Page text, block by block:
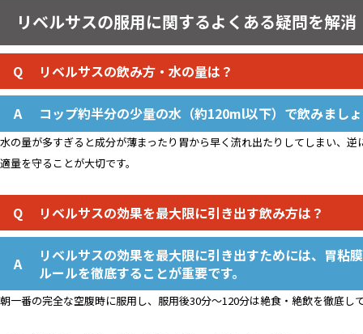
リベルサスの服用に関するよくある疑問を解消
リベルサスの飲み方・水の量は？
コップ約半分の少量の水（約120ml以下）で飲みまし
水の量が多すぎると成分が薄まったり胃から早く流れ出たりしてしまい、
適量を守ることが大切です。
リベルサスの効果を最大限に引き出す飲み方は？
リベルサスの効果を最大限に引き出すためには、胃粘
ルールを徹底することが重要です。
朝一番の完全な空腹時に服用し、服用後30分〜120分は絶食・絶飲を徹底し